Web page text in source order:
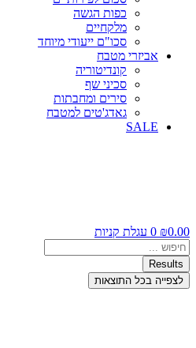
כפות הגשה
מלקחיים
סכו"ם ייעודי מיוחד
אביזרי מטבח
קונדיטוריה
סכיני שף
סירים ומחבתות
גאדג'טים למטבח
SALE
₪0.00
0 עגלת קניות
Search
...
Results
לצפייה בכל התוצאות